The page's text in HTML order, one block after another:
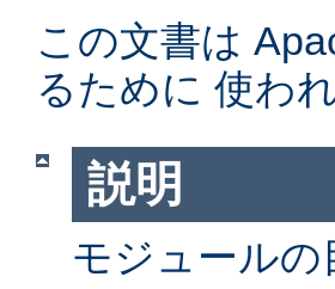
この文書は
るために 使わ
説明
モジュールの